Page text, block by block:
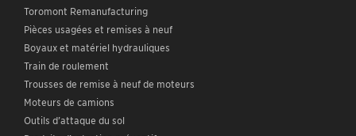
Toromont Remanufacturing
Pièces usagées et remises à neuf
Boyaux et matériel hydrauliques
Train de roulement
Trousses de remise à neuf de moteurs
Moteurs de camions
Outils d’attaque du sol